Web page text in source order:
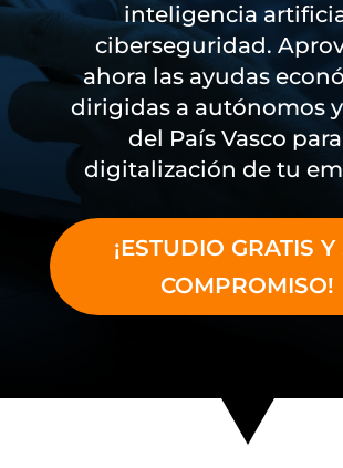
inteligencia
ciberseguridad.
ahora las ayudas
dirigidas a autónomos
del País Vasco
digitalización de tu
¡ESTUDIO GRATIS Y
COMPROMISO!